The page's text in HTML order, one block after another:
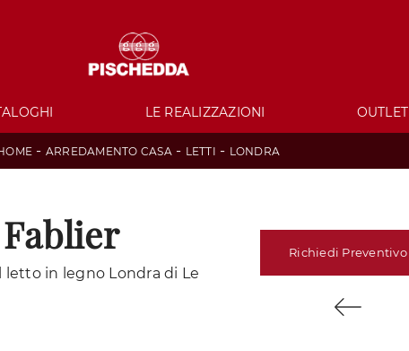
LE REALIZZAZIONI OUTLET
- ARREDAMENTO CASA- LETTI - LONDRA
letto in legno Londra di Le
Richiedi Preventivo